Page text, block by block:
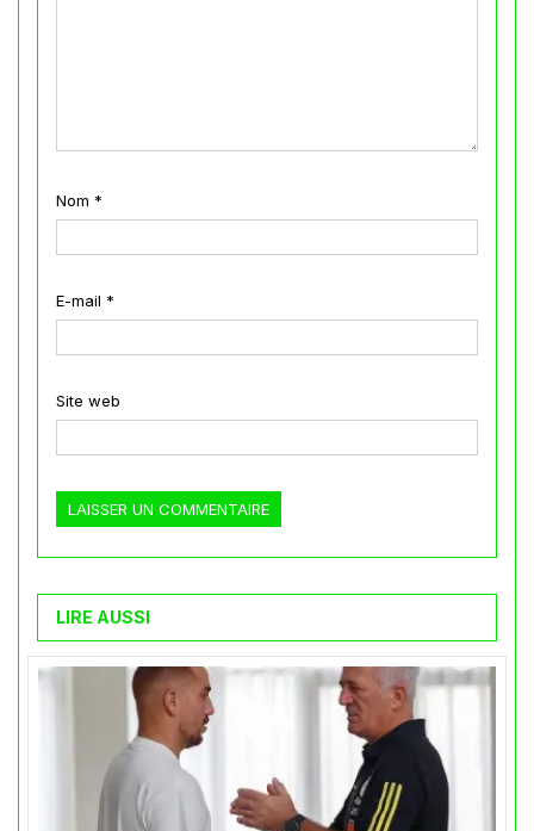
Nom *
E-mail *
Site web
LIRE AUSSI